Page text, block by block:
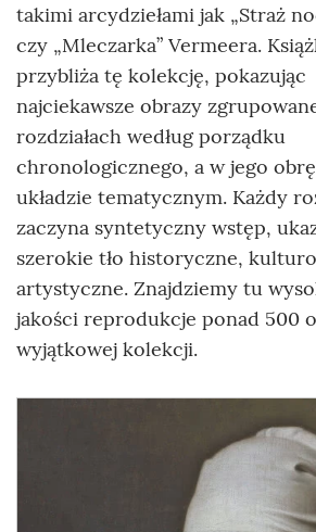
takimi arcydziełami jak „Straż
czy „Mleczarka” Vermeera.
przybliża tę kolekcję, pokazując
najciekawsze obrazy
rozdziałach według porządku
chronologicznego, a w jego
układzie tematycznym. Każdy
zaczyna syntetyczny wstęp,
szerokie tło historyczne,
artystyczne. Znajdziemy tu
jakości reprodukcje ponad 500
wyjątkowej kolekcji.